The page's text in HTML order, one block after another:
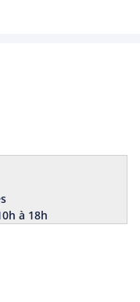
à 18h